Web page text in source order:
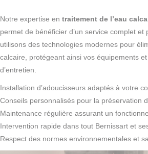
Notre expertise en traitement de l’eau
permet de bénéficier d’un service complet et
utilisons des technologies modernes pour
calcaire, protégeant ainsi vos équipements
d’entretien.
Installation d’adoucisseurs adaptés à votre
Conseils personnalisés pour la préservation
Maintenance régulière assurant un
Intervention rapide dans tout Bernissart et
Respect des normes environnementales et